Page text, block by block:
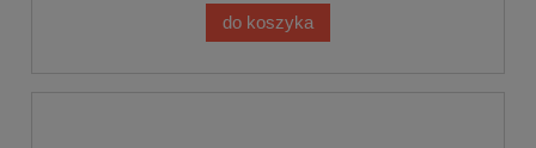
do koszyka